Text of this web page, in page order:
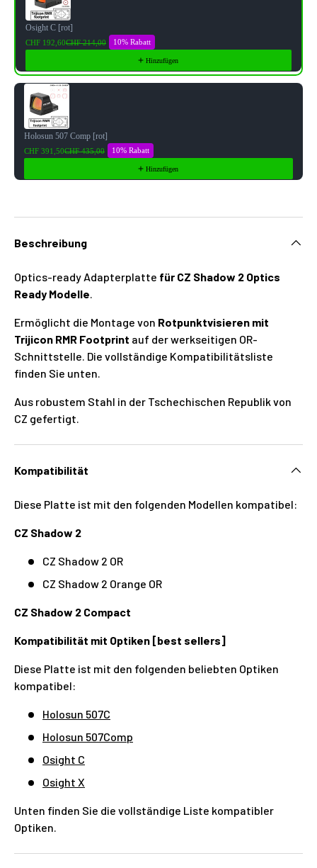
Osight C [rot]
CHF 192,60CHF 214,00 10% Rabatt
Hinzufügen
Holosun 507 Comp [rot]
CHF 391,50CHF 435,00 10% Rabatt
Hinzufügen
Beschreibung
Optics-ready Adapterplatte für CZ Shadow 2 Optics
Ready Modelle.
Ermöglicht die Montage von Rotpunktvisieren mit
Trijicon RMR Footprint auf der werkseitigen OR-
Schnittstelle. Die vollständige Kompatibilitätsliste
finden Sie unten.
Aus robustem Stahl in der Tschechischen Republik von
CZ gefertigt.
Kompatibilität
Diese Platte ist mit den folgenden Modellen kompatibel:
CZ Shadow 2
CZ Shadow 2 OR
CZ Shadow 2 Orange OR
CZ Shadow 2 Compact
Kompatibilität mit Optiken [best sellers]
Diese Platte ist mit den folgenden beliebten Optiken
kompatibel:
Holosun 507C
Holosun 507Comp
Osight C
Osight X
Unten finden Sie die vollständige Liste kompatibler
Optiken.